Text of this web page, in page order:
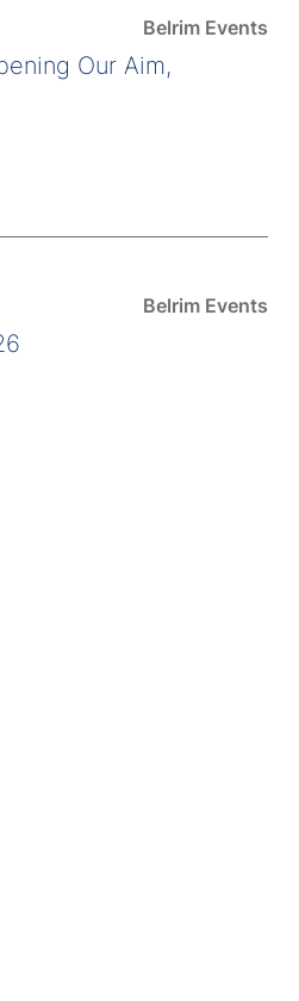
Belrim Events
Our Aim,
Belrim Events